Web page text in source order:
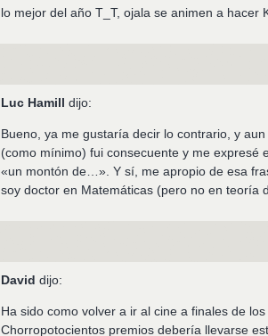
lo mejor del año T_T, ojala se animen a hacer
Luc Hamill dijo:
Bueno, ya me gustaría decir lo contrario, y
(como mínimo) fui consecuente y me expresé
«un montón de…». Y sí, me apropio de esa
soy doctor en Matemáticas (pero no en teoría
David dijo:
Ha sido como volver a ir al cine a finales de
Chorropotocientos premios debería llevarse